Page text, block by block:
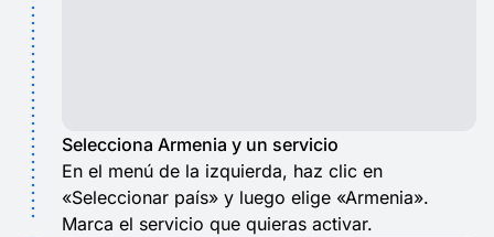
Selecciona Armenia y un servicio
En el menú de la izquierda, haz clic en
«Seleccionar país» y luego elige «Armenia».
Marca el servicio que quieras activar.